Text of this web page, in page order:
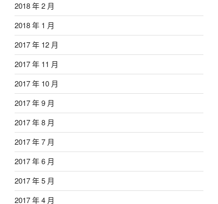
2018 年 2 月
2018 年 1 月
2017 年 12 月
2017 年 11 月
2017 年 10 月
2017 年 9 月
2017 年 8 月
2017 年 7 月
2017 年 6 月
2017 年 5 月
2017 年 4 月